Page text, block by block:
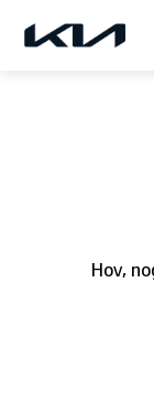
Hov,